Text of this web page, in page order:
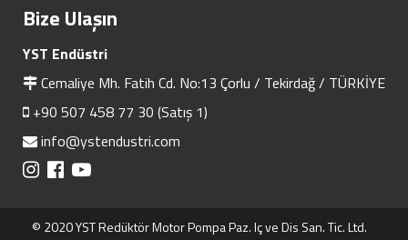
Bize Ulaşın
YST Endüstri
Cemaliye Mh. Fatih Cd. No:13 Çorlu / Tekirdağ / TÜRKİYE
+90 507 458 77 30 (Satış 1)
info@ystendustri.com
© 2020 YST Redüktör Motor Pompa Paz. Iç ve Dis San. Tic. Ltd.